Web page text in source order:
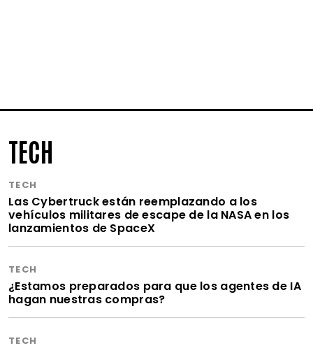
TECH
TECH
Las Cybertruck están reemplazando a los
vehículos militares de escape de la NASA en los
lanzamientos de SpaceX
TECH
¿Estamos preparados para que los agentes de IA
hagan nuestras compras?
TECH